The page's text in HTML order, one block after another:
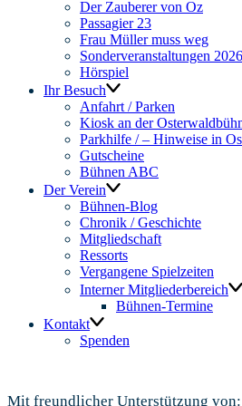
Der Zauberer von Oz
Passagier 23
Frau Müller muss weg
Sonderveranstaltungen 2026
Hörspiel
Ihr Besuch
Anfahrt / Parken
Kiosk an der
Parkhilfe / – Hinweise in
Gutscheine
Bühnen ABC
Der Verein
Bühnen-Blog
Chronik / Geschichte
Mitgliedschaft
Ressorts
Vergangene Spielzeiten
Interner Mitgliederbereich
Bühnen-Termine
Kontakt
Spenden
Mit freundlicher Unterstützung von: